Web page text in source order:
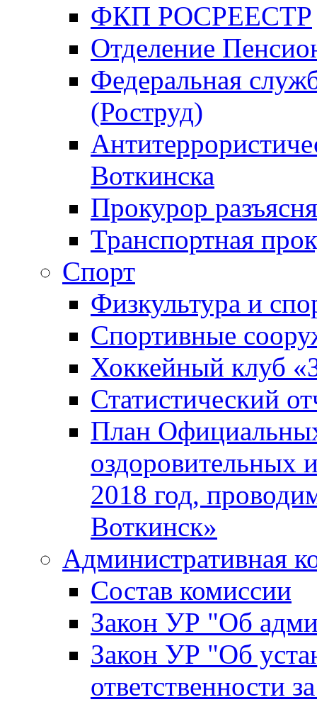
ФКП РОСРЕЕСТР
Отделение
Федеральная
(Роструд)
Воткинска
Прокурор
Транспортная
Спорт
Физкультура и
Спортивные
Хоккейный клуб
Статистический
План
оздоровительных
2018 год,
Воткинск»
Административная
Состав комиссии
Закон УР "Об
Закон УР "Об
ответственности